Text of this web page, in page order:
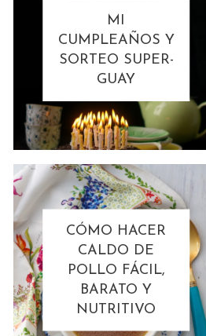
MI
CUMPLEAÑOS Y
SORTEO SUPER-
GUAY
CÓMO HACER
CALDO DE
POLLO FÁCIL,
BARATO Y
NUTRITIVO